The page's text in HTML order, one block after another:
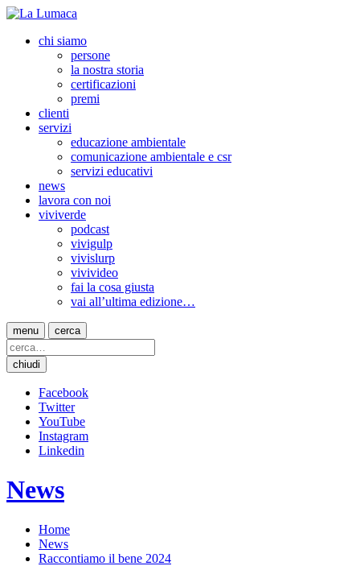
chi siamo
persone
la nostra storia
certificazioni
premi
clienti
servizi
educazione ambientale
comunicazione ambientale e csr
servizi educativi
news
lavora con noi
viviverde
podcast
vivigulp
vivislurp
vivivideo
fai la cosa giusta
vai all’ultima edizione…
menu cerca
chiudi
Facebook
Twitter
YouTube
Instagram
Linkedin
News
Home
News
Raccontiamo il bene 2024